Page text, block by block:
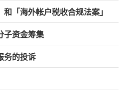
和「海外帐户税收合规法案」
子资金筹集
务的投诉